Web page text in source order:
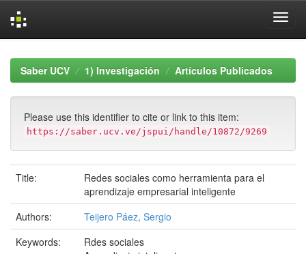
navigationSaber UCV 1) Investigación Artículos Publicados
Please use this identifier to cite or link to this item:
https://saber.ucv.ve/jspui/handle/10872/9269
Title:
Redes sociales como herramienta para el
aprendizaje empresarial inteligente
Authors:
Teijero Páez, Sergio
Keywords:
Rdes sociales